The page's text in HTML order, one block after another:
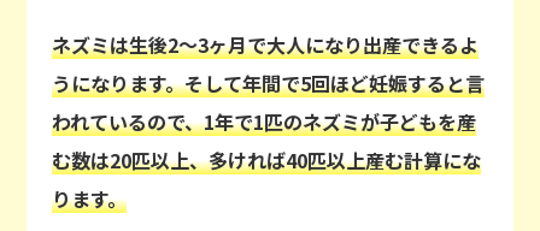
ネズミは生後2〜3ヶ月で大人になり出産できるよ
うになります。そして年間で5回ほど妊娠すると言
われているので、1年で1匹のネズミが子どもを産
む数は20匹以上、多ければ40匹以上産む計算にな
ります。